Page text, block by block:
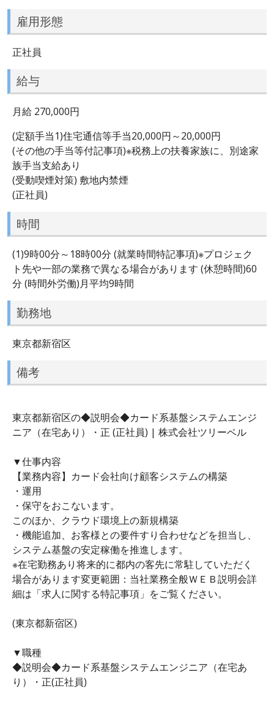
雇用形態
正社員
給与
月給 270,000円
(定額手当1)住宅通信等手当20,000円～20,000円
(その他の手当等付記事項)※税務上の扶養家族に、別途家
族手当支給あり
(受動喫煙対策) 敷地内禁煙
(正社員)
時間
(1)9時00分～18時00分 (就業時間特記事項)※プロジェク
ト先や一部の業務で異なる場合があります (休憩時間)60
分 (時間外労働)月平均9時間
勤務地
東京都新宿区
備考
東京都新宿区の◆説明会◆カード系基盤システムエンジ
ニア（在宅あり）・正 (正社員) | 株式会社ツリーベル
▼仕事内容
【業務内容】カード会社向け顧客システムの構築
・運用
・保守をおこないます。
このほか、クラウド環境上の新規構築
・機能追加、お客様との要件すり合わせなどを担当し、
システム基盤の安定稼働を推進します。
※在宅勤務あり将来的に都内の客先に常駐していただく
場合があります変更範囲：当社業務全般ＷＥＢ説明会詳
細は「求人に関する特記事項」をご覧ください。
(東京都新宿区)
▼職種
◆説明会◆カード系基盤システムエンジニア（在宅あ
り）・正(正社員)